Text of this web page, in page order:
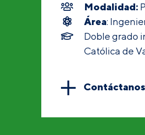
Modalidad:
Área:
Doble grado
Católica de
Contáctanos